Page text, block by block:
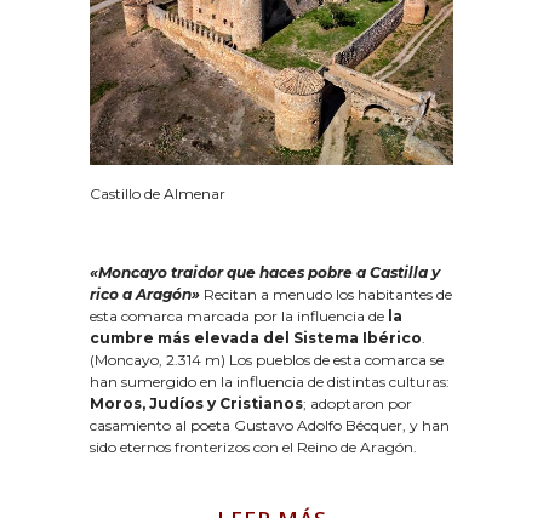
Castillo de Almenar
«Moncayo traidorque haces pobre a Castilla y
rico a Aragón» Recitan a menudo los habitantes de
esta comarca marcada por la influencia de la
cumbre más elevada del Sistema Ibérico
(Moncayo, 2.314 m) Los pueblos de esta comarca se
han sumergido en la influencia de distintas culturas:
Moros, Judíos y Cristianos; adoptaron por
casamiento al poeta Gustavo Adolfo Bécquer, y han
sido eternos fronterizos con el Reino de Aragón.